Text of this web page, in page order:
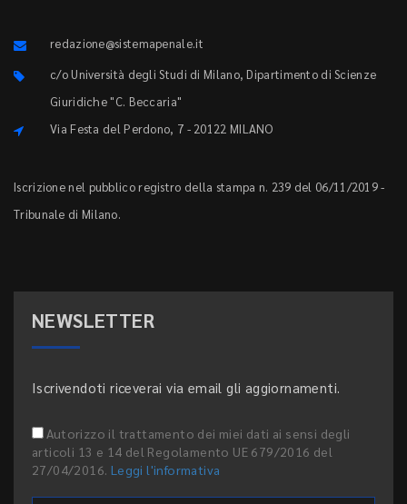
redazione@sistemapenale.it
c/o Università degli Studi di Milano, Dipartimento di Scienze
Giuridiche "C. Beccaria"
Via Festa del Perdono, 7 - 20122 MILANO
Iscrizione nel pubblico registro della stampa n. 239 del 06/11/2019 -
Tribunale di Milano.
NEWSLETTER
Iscrivendoti riceverai via email gli aggiornamenti.
Autorizzo il trattamento dei miei dati ai sensi degli
articoli 13 e 14 del Regolamento UE 679/2016 del
27/04/2016. Leggi l'informativa